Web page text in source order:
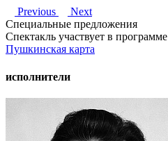
Previous
Next
Специальные предложения
Спектакль участвует в программе
Пушкинская карта
исполнители